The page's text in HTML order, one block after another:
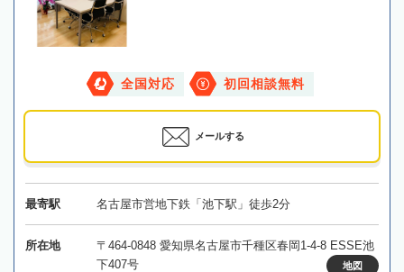
全国対応 初回相談無料
メールする
最寄駅 名古屋市営地下鉄「池下駅」徒歩2分
所在地
〒464-0848 愛知県名古屋市千種区春岡1-4-8 ESSE池
下407号
地図